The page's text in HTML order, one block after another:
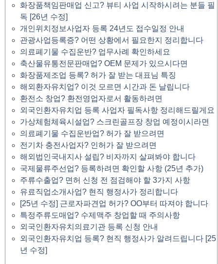
화장품책임판매업 신고? 뷰티 사업 시작하시려는 분들 필
독 [26년 수정]
개인위치정보사업자 등록 24년도 접수일정 안내
관광사업등록증? 어떤 상황에서 필요한지 정리합니다
의료폐기물 수집운반? 업무사례 확인하세요
축산물유통전문판매업? OEM 문제가 있으시다면
화장품제조업 등록? 허가 잘 받는 대표님 특징
해외환자유치업? 이것 모르면 시간과 돈 날립니다
환전소 창업? 환전영업자로서 활동하려면
외국인환자유치업 등록 사업자 필독사항 정리해드릴게요
가상체험체육시설업? 스크린골프장 창업 예정이시라면
의료폐기물 수집운반업? 허가 잘 받으려면
전기차 충전사업자? 인허가 잘 받으려면
해외법인국내지사 설립? 비자까지 살펴봐야 합니다
국제물류주선업? 등록하려면 확인할 사항 (25년 추가)
주류수출업? 면허 신청 전 점검해야 할 3가지 사항
유료직업소개사업? 현직 행정사가 정리합니다
[25년 수정] 근로자파견업 허가? OO부터 따져야 합니다
특정주류도매업? 수제맥주 창업할 때 주의사항
외국인환자유치의료기관 등록 신청 안내
외국인환자유치업 등록? 현직 행정사가 알려드립니다 [25
년 수정]